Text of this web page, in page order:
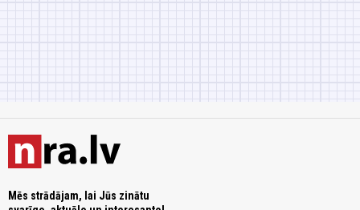
Mēs strādājam, lai Jūs zinātu